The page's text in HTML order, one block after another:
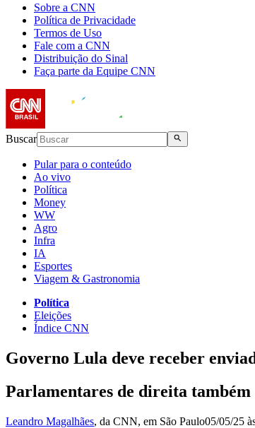
Sobre a CNN
Política de Privacidade
Termos de Uso
Fale com a CNN
Distribuição do Sinal
Faça parte da Equipe CNN
Buscar
Pular para o conteúdo
Ao vivo
Política
Money
WW
Agro
Infra
IA
Esportes
Viagem & Gastronomia
Política
Eleições
Índice CNN
Governo Lula deve receber
Parlamentares de direita também
Leandro Magalhães, da CNN, em São Paulo05/05/25